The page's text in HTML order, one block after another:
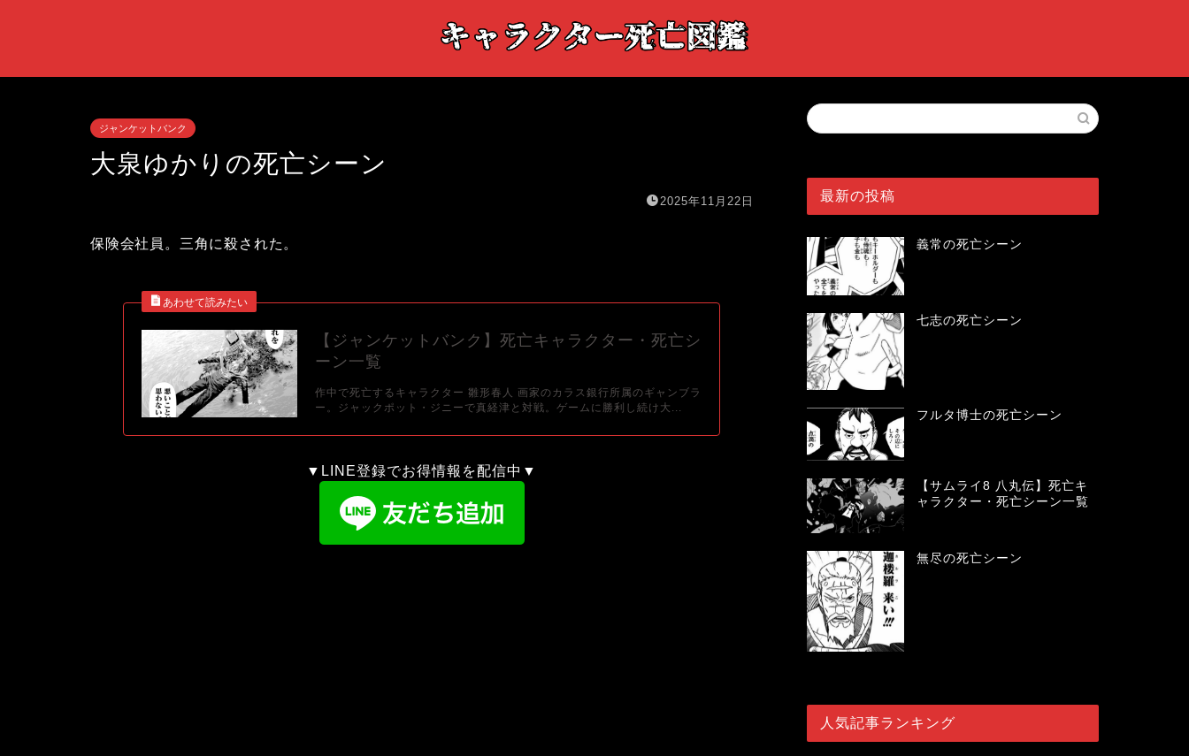
ジャンケットバンク
大泉ゆかりの死亡シーン
2025年11月22日
保険会社員。三角に殺された。
【ジャンケットバンク】死亡キャラクター・死亡シ
ーン一覧
作中で死亡するキャラクター 雛形春人 画家のカラス銀行所属のギャンブラ
ー。ジャックポット・ジニーで真経津と対戦。ゲームに勝利し続け大...
▼LINE登録でお得情報を配信中▼
最新の投稿
義常の死亡シーン
七志の死亡シーン
フルタ博士の死亡シーン
【サムライ8 八丸伝】死亡キ
ャラクター・死亡シーン一覧
無尽の死亡シーン
人気記事ランキング